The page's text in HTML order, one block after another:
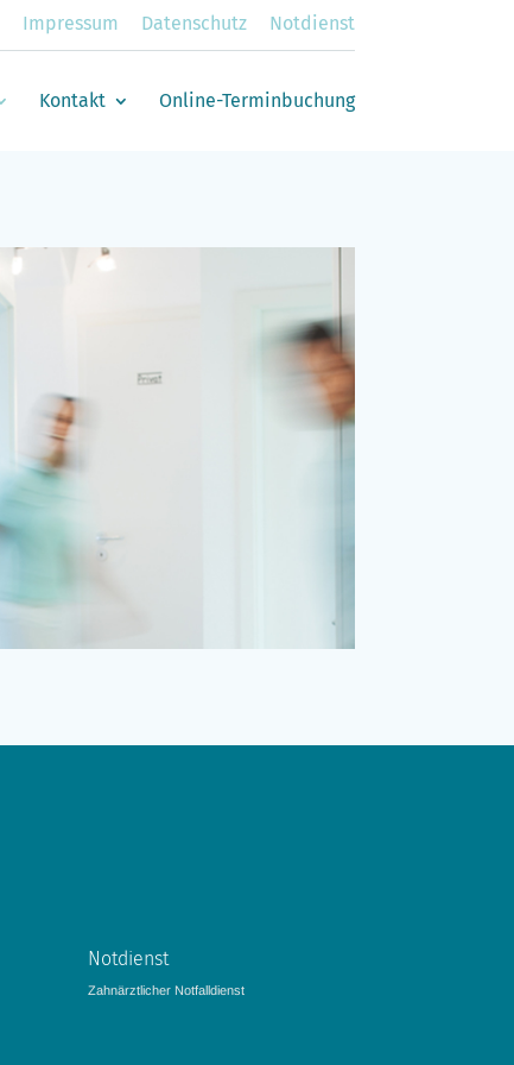
Impressum Datenschutz Notdienst
Kontakt Online-Terminbuchung
Notdienst
Zahnärztlicher Notfalldienst­